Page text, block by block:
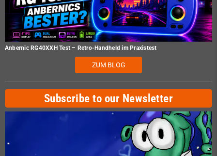
Anbernic RG40XXH Test – Retro-Handheld im Praxistest
ZUM BLOG
Subscribe to our Newsletter